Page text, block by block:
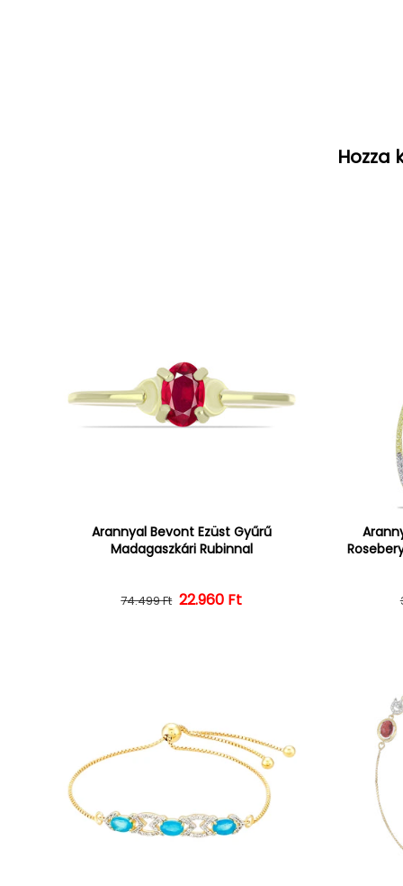
Hozza
Arannyal Bevont Ezüst Gyűrű
Madagaszkári Rubinnal
Normál ár
74.499 Ft Kedvezményes ár
22.960 Ft